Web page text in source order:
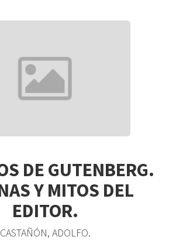
DE GUTENBERG.
Y MITOS DEL
EDITOR.
CASTAÑÓN, ADOLFO.